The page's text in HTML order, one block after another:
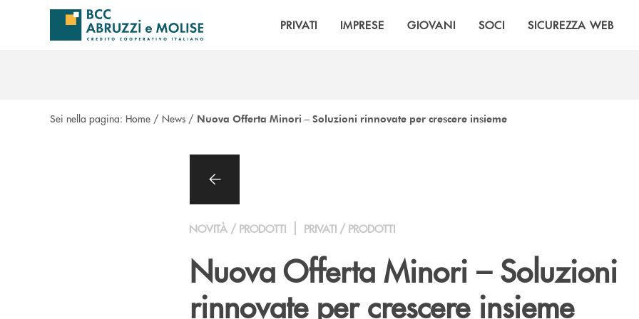
Salta al contenuto principale
PRIVATI IMPRESE GIOVANI SOCI SICUREZZA WEB
Sei nella pagina: Home / News / Nuova Offerta Minori – Soluzioni rinnovate per crescere insieme
NOVITÀ / PRODOTTI PRIVATI / PRODOTTI
Nuova Offerta Minori – Soluzioni
rinnovate per crescere insieme